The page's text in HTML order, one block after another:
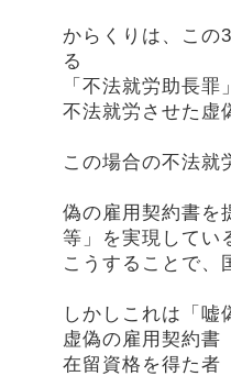
からくりは、この
る
「不法就労助長罪
不法就労させた虚
この場合の不法就
偽の雇用契約書を
等」を実現してい
こうすることで、
しかしこれは「嘘
虚偽の雇用契約書
在留資格を得た者